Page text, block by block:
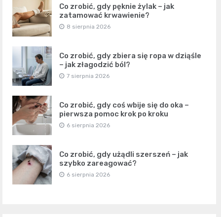
Co zrobić, gdy pęknie żylak – jak
zatamować krwawienie?
8 sierpnia 2026
Co zrobić, gdy zbiera się ropa w dziąśle
– jak złagodzić ból?
7 sierpnia 2026
Co zrobić, gdy coś wbije się do oka –
pierwsza pomoc krok po kroku
6 sierpnia 2026
Co zrobić, gdy użądli szerszeń – jak
szybko zareagować?
6 sierpnia 2026